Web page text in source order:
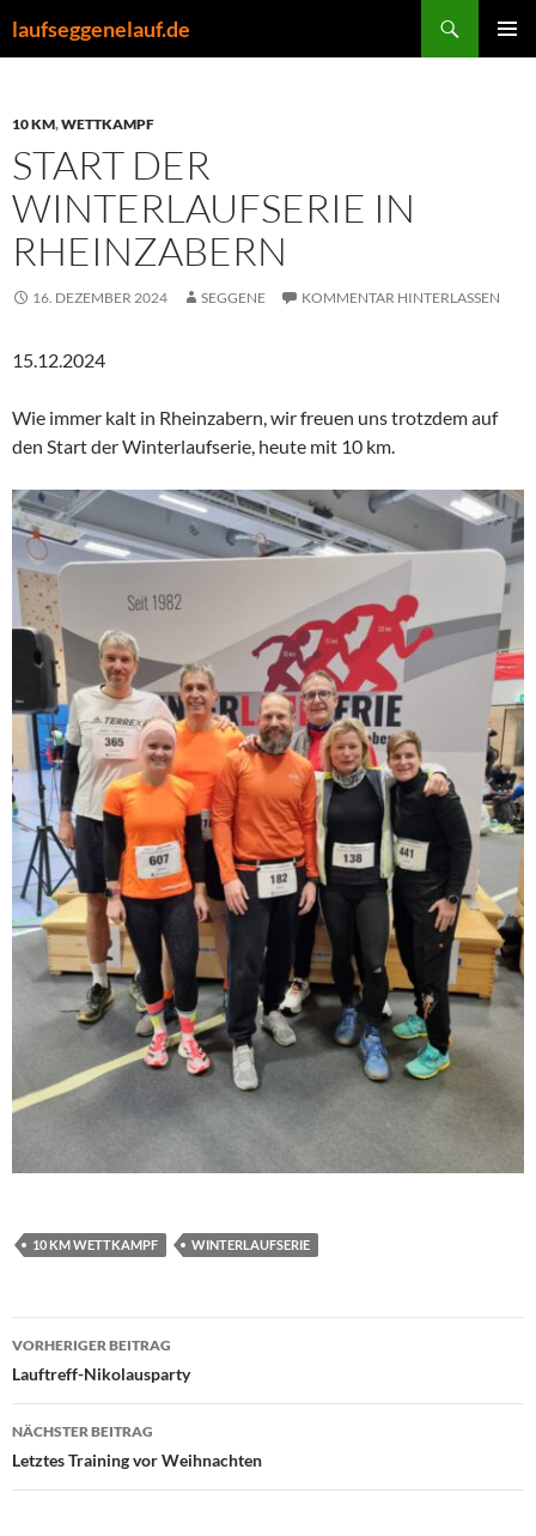
Inhalt
laufseggenelauf.de
10 KM,WETTKAMPF
START DER
WINTERLAUFSERIE IN
RHEINZABERN
16. DEZEMBER 2024 SEGGENE KOMMENTAR HINTERLASSEN
15.12.2024
Wie immer kalt in Rheinzabern, wir freuen uns trotzdem auf
den Start der Winterlaufserie, heute mit 10 km.
10 KM WETTKAMPF WINTERLAUFSERIE
Beitragsnavigation
VORHERIGER BEITRAG
Lauftreff-Nikolausparty
NÄCHSTER BEITRAG
Letztes Training vor Weihnachten